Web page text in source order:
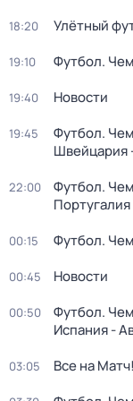
18:20 Улётный
19:10 Футбол.
19:40 Новости
19:45
Футбол.
Швейцария
22:00
Футбол.
00:15 Футбол.
00:45 Новости
00:50
Футбол.
Испания -
03:05 Все на Матч!